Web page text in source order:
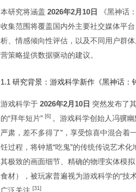
本研究将涵盖 2026年2月10日 《黑神话
收集范围将覆盖国内外主要社交媒体平
析、情感倾向性评估，以及不同用户群
营策略提供数据驱动的建议。
1.1 研究背景：游戏科学新作《黑神话
游戏科学于 2026年2月10日 突然发布了
的“拜年短片” [6] 。游戏科学创始人冯骥
严肃，差不多得了”，享受惊喜中混合着
饪过程，将钟馗“吃鬼”的传统传说艺术
其极致的画面细节、精确的物理实体模
食材），被玩家普遍视为游戏科学的“技
广泛关注 [31] 。